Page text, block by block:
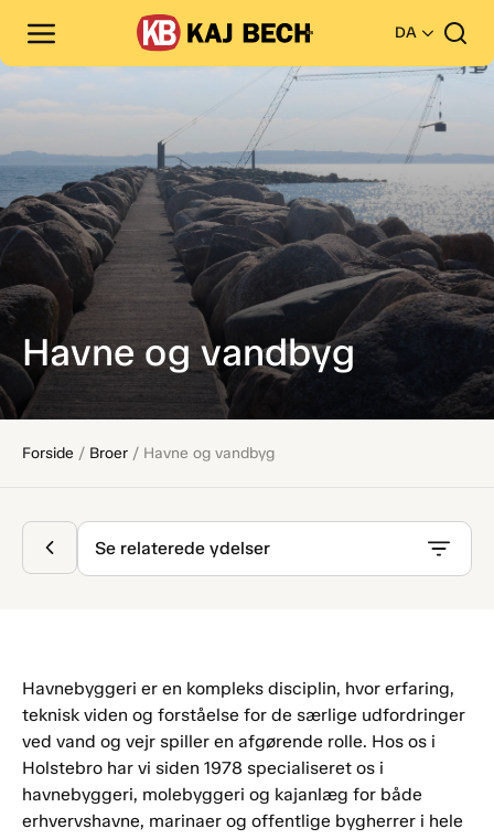
DA
Havne og vandbyg
Forside / Broer / Havne og vandbyg
Se relaterede ydelser
Havnebyggeri er en kompleks disciplin, hvor erfaring,
teknisk viden og forståelse for de særlige udfordringer
ved vand og vejr spiller en afgørende rolle. Hos os i
Holstebro har vi siden 1978 specialiseret os i
havnebyggeri, molebyggeri og kajanlæg for både
erhvervshavne, marinaer og offentlige bygherrer i hele